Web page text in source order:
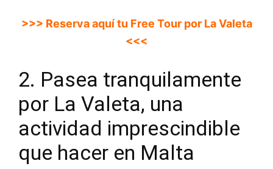
>>> Reserva aquí tu Free Tour por La Valeta
<<<
2. Pasea tranquilamente
por La Valeta, una
actividad imprescindible
que hacer en Malta